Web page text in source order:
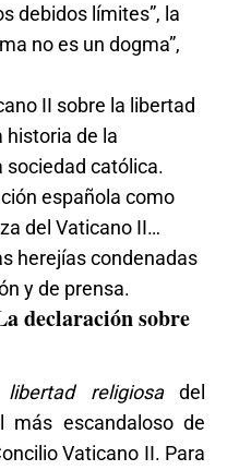
debidos límites”, la
no es un dogma”,
II sobre la libertad
historia de la
sociedad católica.
española como
del Vaticano II…
herejías condenadas
y de prensa.
declaración sobre
religiosadel
escandaloso de
Vaticano II. Para